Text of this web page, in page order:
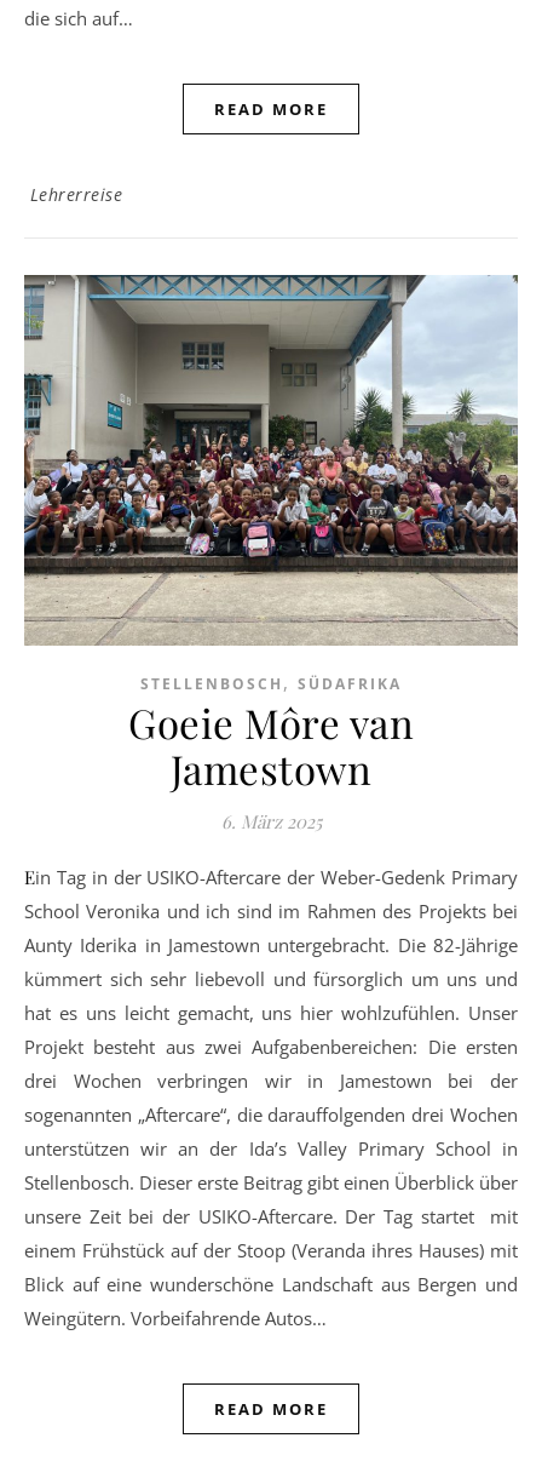
die sich auf…
READ MORE
Lehrerreise
STELLENBOSCH , SÜDAFRIKA
Goeie Môre van
Jamestown
6. März 2025
Ein Tag in der USIKO-Aftercare der Weber-Gedenk Primary
School Veronika und ich sind im Rahmen des Projekts bei
Aunty Iderika in Jamestown untergebracht. Die 82-Jährige
kümmert sich sehr liebevoll und fürsorglich um uns und
hat es uns leicht gemacht, uns hier wohlzufühlen. Unser
Projekt besteht aus zwei Aufgabenbereichen: Die ersten
drei Wochen verbringen wir in Jamestown bei der
sogenannten „Aftercare“, die darauffolgenden drei Wochen
unterstützen wir an der Ida’s Valley Primary School in
Stellenbosch. Dieser erste Beitrag gibt einen Überblick über
unsere Zeit bei der USIKO-Aftercare. Der Tag startet mit
einem Frühstück auf der Stoop (Veranda ihres Hauses) mit
Blick auf eine wunderschöne Landschaft aus Bergen und
Weingütern. Vorbeifahrende Autos…
READ MORE